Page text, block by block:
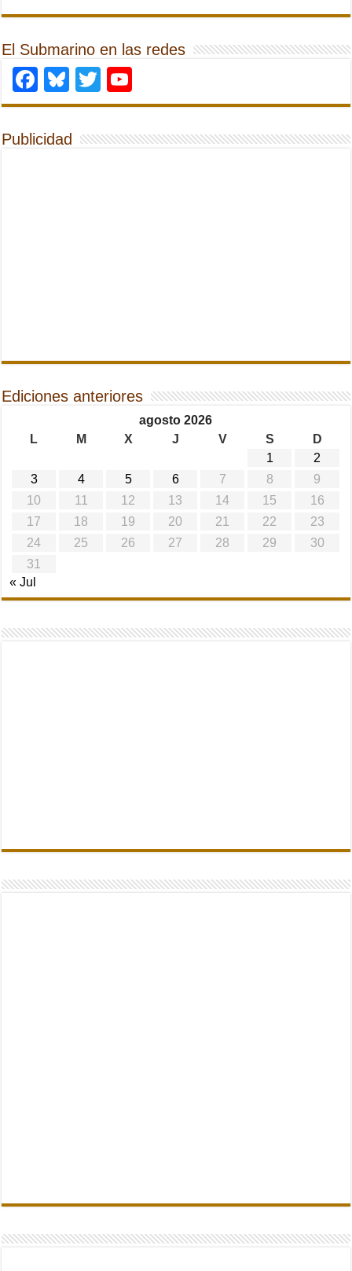
El Submarino en las redes
Facebook
Bluesky
Twitter
Publicidad
Ediciones anteriores
agosto 2026
L
M X J V S
D
1
2
3
4 5 6 7 8
9
10
11 12 13 14 15
16
17
18 19 20 21 22
23
24
25 26 27 28 29
30
31
« Jul